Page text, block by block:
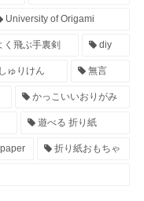
University of Origami
く飛ぶ手裏剣 diy
しゅりけん 無言
かっこいいおりがみ
遊べる 折り紙
折り紙おもちゃ